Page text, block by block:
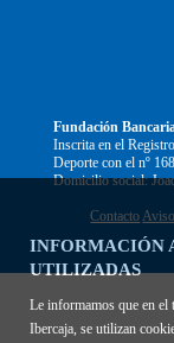
INFORMACIÓN
UTILIZADAS
Le informamos que en el
Ibercaja, se utilizan
Fundación
Inscrita en el
Deporte con el nº
Domicilio social:
Contacto